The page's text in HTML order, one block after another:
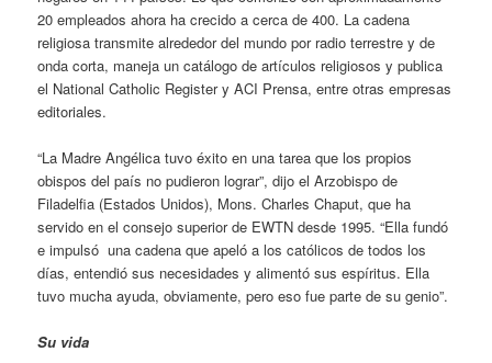
20 empleados ahora ha crecido a cerca de 400. La cadena
religiosa transmite alrededor del mundo por radio terrestre y de
onda corta, maneja un catálogo de artículos religiosos y publica
el National Catholic Register y ACI Prensa, entre otras empresas
editoriales.
“La Madre Angélica tuvo éxito en una tarea que los propios
obispos del país no pudieron lograr”, dijo el Arzobispo de
Filadelfia (Estados Unidos), Mons. Charles Chaput, que ha
servido en el consejo superior de EWTN desde 1995. “Ella fundó
e impulsó una cadena que apeló a los católicos de todos los
días, entendió sus necesidades y alimentó sus espíritus. Ella
tuvo mucha ayuda, obviamente, pero eso fue parte de su genio”.
Su vida